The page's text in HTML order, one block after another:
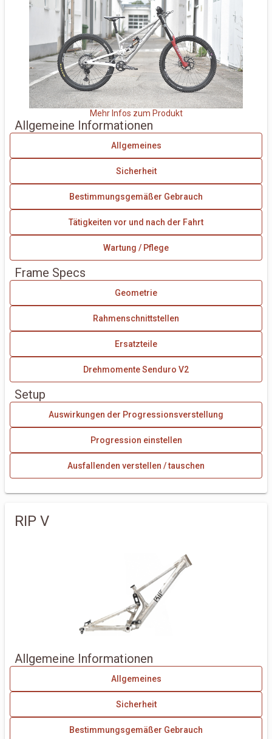
Mehr Infos zum Produkt
Allgemeine Informationen
Allgemeines
Sicherheit
Bestimmungsgemäßer Gebrauch
Tätigkeiten vor und nach der Fahrt
Wartung / Pflege
Frame Specs
Geometrie
Rahmenschnittstellen
Ersatzteile
Drehmomente Senduro V2
Setup
Auswirkungen der Progressionsverstellung
Progression einstellen
Ausfallenden verstellen / tauschen
RIP V
Allgemeine Informationen
Allgemeines
Sicherheit
Bestimmungsgemäßer Gebrauch